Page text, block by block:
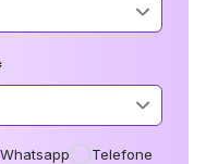
Whatsapp Telefone